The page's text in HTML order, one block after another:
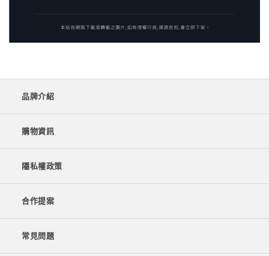
品牌介紹
購物資訊
隱私權政策
合作提案
常見問題